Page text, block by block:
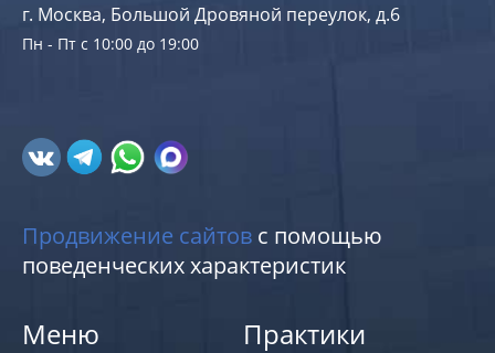
г. Москва, Большой Дровяной переулок, д.6
Пн - Пт с 10:00 до 19:00
Продвижение сайтов с помощью
поведенческих характеристик
Меню Практики